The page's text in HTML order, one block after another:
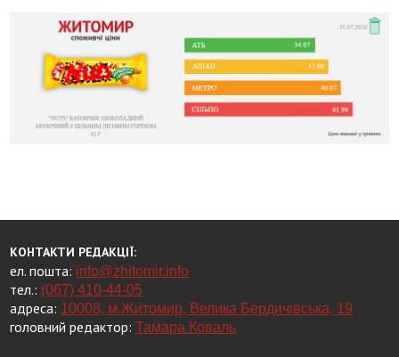
КОНТАКТИ РЕДАКЦІЇ:
ел. пошта: info@zhitomir.info
тел.: (067) 410-44-05
адреса: 10008, м.Житомир, Велика Бердичівська, 19
головний редактор:Тамара Коваль